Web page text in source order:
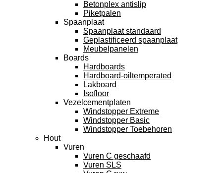
Betonplex antislip
Piketpalen
Spaanplaat
Spaanplaat standaard
Geplastificeerd spaanplaat
Meubelpanelen
Boards
Hardboards
Hardboard-oiltemperated
Lakboard
Isofloor
Vezelcementplaten
Windstopper Extreme
Windstopper Basic
Windstopper Toebehoren
Hout
Vuren
Vuren C geschaafd
Vuren SLS